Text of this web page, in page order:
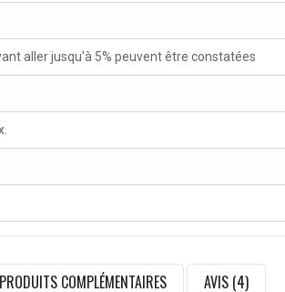
aller jusqu'à 5% peuvent être constatées
PRODUITS COMPLÉMENTAIRES AVIS (4)